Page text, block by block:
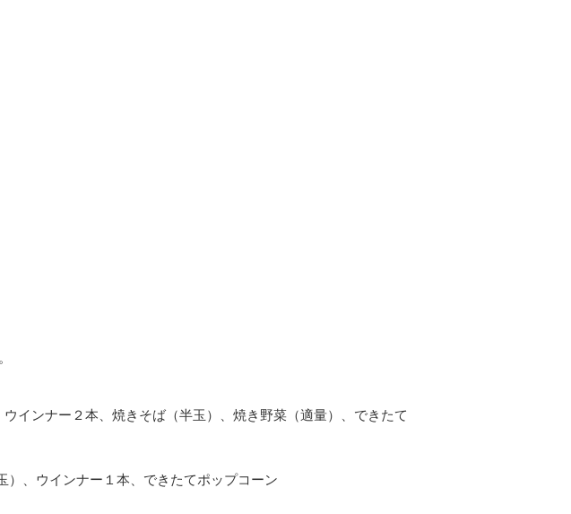
インナー２本、焼きそば（半玉）、焼き野菜（適量）、できたて
、ウインナー１本、できたてポップコーン